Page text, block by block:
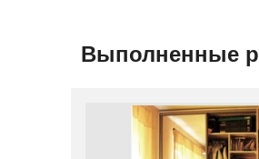
Выполненные